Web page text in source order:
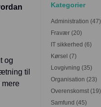
og
til
mere
Kategorier
Administration (47)
Fravær (20)
IT sikkerhed (6)
Kørsel (7)
Lovgivning (35)
Organisation (23)
Overenskomst (19)
Samfund (45)